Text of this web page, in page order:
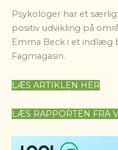
Psykologer har et
positiv udvikling på
Emma Beck i et indlæg
Fagmagasin.
LÆS ARTIKLEN HER
LÆS RAPPORTEN FRA